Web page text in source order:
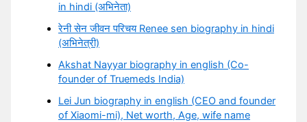
in hindi (अभिनेता)
रेनी सेन जीवन परिचय Renee sen biography in hindi
(अभिनेत्री)
Akshat Nayyar biography in english (Co-
founder of Truemeds India)
Lei Jun biography in english (CEO and founder
of Xiaomi-mi), Net worth, Age, wife name